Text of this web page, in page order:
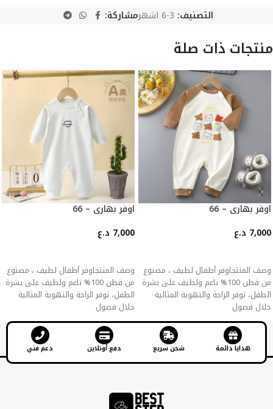
التصنيف: 3-6 اشهر مشاركة:
منتجات ذات صلة
اوفر بهاري – 66
7,000 د.ع
وصف المنتجاوفر أطفال لطيف ، مصنوع
من قطن 100% ناعم ولطيف على بشرة
الطفل، توفر الراحة والتهوية المثالية
خلال فصول
اوفر بهاري – 66
7,000 د.ع
وصف المنتجاوفر أطفال لطيف ، مصنوع
من قطن 100% ناعم ولطيف على بشرة
الطفل، توفر الراحة والتهوية المثالية
خلال فصول
هدايا دائمة شحن سريع دفع أونلاين دعم فني